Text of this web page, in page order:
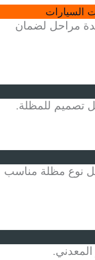
السيارات
مراحل لضمان
تصميم للمظلة.
نوع مظلة مناسب